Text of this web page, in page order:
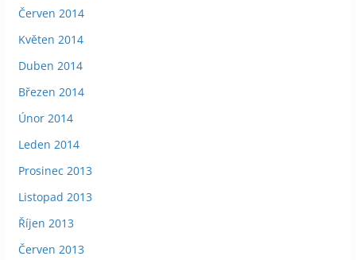
Červen 2014
Květen 2014
Duben 2014
Březen 2014
Únor 2014
Leden 2014
Prosinec 2013
Listopad 2013
Říjen 2013
Červen 2013